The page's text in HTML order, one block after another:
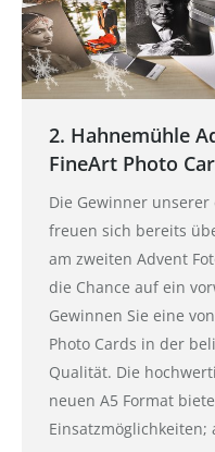
2. Hahnemühle
FineArt Photo
Die Gewinner
freuen sich bereits
am zweiten Advent
die Chance auf ein
Gewinnen Sie eine
Photo Cards in der
Qualität. Die
neuen A5 Format